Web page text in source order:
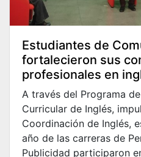
Estudiantes de
fortalecieron sus
profesionales en
A través del Programa
Curricular de Inglés,
Coordinación de Inglés,
año de las carreras de
Publicidad participaron